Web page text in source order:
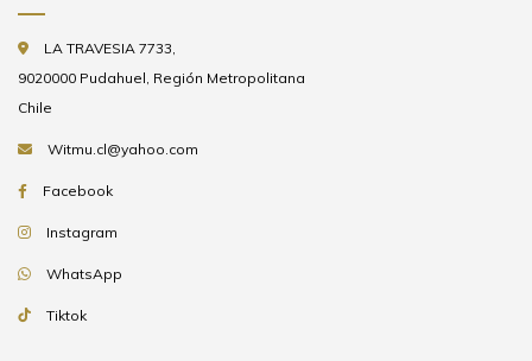
LA TRAVESIA 7733,
9020000 Pudahuel, Región Metropolitana
Chile
Witmu.cl@yahoo.com
Facebook
Instagram
WhatsApp
Tiktok